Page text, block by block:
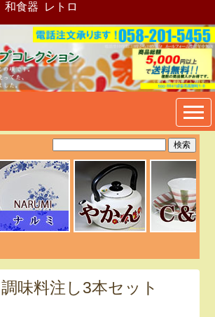
和食器 レトロ
ロポップ食器生活雑
＠フリマート
味料注し3本セット